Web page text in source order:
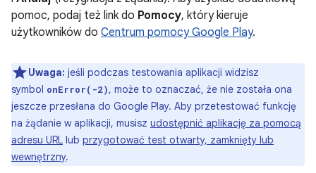
pomoc, podaj też link do Pomocy, który kieruje
użytkowników do Centrum pomocy Google Play.
Uwaga: jeśli podczas testowania aplikacji widzisz
symbol onError(-2), może to oznaczać, że nie została ona
jeszcze przesłana do Google Play. Aby przetestować funkcję
na żądanie w aplikacji, musisz udostępnić aplikację za pomocą
adresu URL lub przygotować test otwarty, zamknięty lub
wewnętrzny.